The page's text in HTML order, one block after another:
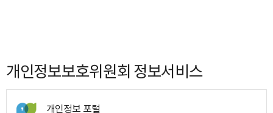
개인정보보호위원회 정보서비스
개인정보 포털